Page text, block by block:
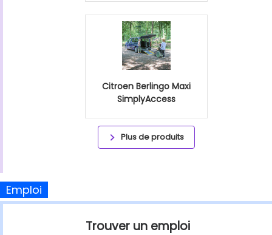
Citroen Berlingo Maxi
SimplyAccess
Plus de produits
Emploi
Trouver un emploi